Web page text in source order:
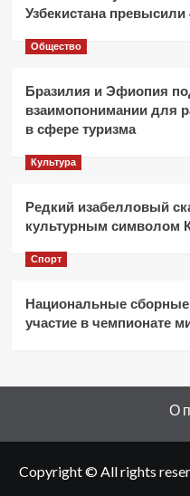
Узбекистана превысили
Общество
Бразилия и Эфиопия
взаимопонимании для
в сфере туризма
Культура
Редкий изабелловый
культурным символом
Спорт
Национальные
участие в чемпионате
О
Copyright © All rights